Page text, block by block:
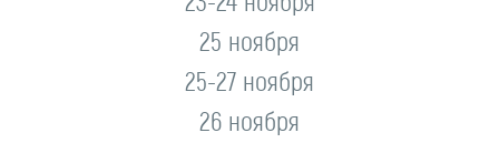
25 ноября
25-27 ноября
26 ноября